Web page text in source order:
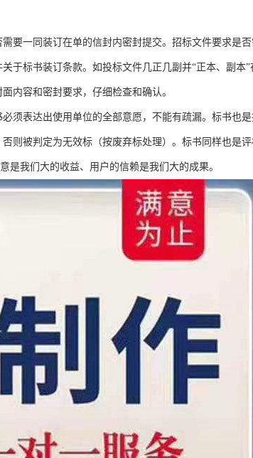
要一同装订在单的信封内密封提交。招标文件要求是
于标书装订条款。如投标文件几正几副并“正本、副本”
内容和密封要求，仔细检查和确认。
须表达出使用单位的全部意愿，不能有疏漏。标书也
则被判定为无效标（按废弃标处理）。标书同样也是
是我们大的收益、用户的信赖是我们大的成果。